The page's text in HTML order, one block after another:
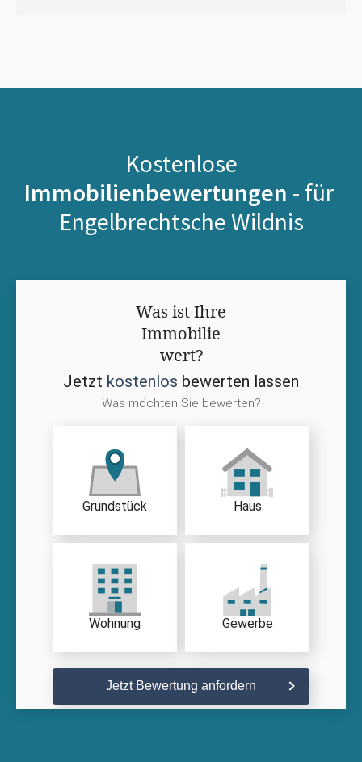
Kostenlose
Immobilienbewertungen - für
Engelbrechtsche Wildnis
Was ist Ihre
Immobilie
wert?
Jetzt kostenlos bewerten lassen
Was möchten Sie bewerten?
Grundstück Haus
Wohnung Gewerbe
Jetzt Bewertung anfordern